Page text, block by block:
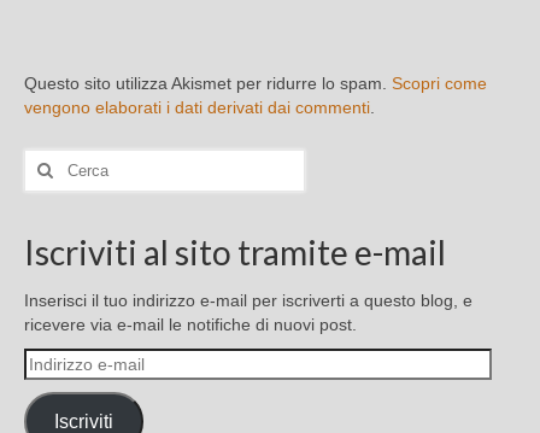
Questo sito utilizza Akismet per ridurre lo spam. Scopri come
vengono elaborati i dati derivati dai commenti
Cerca:
Iscriviti al sito tramite e-mail
Inserisci il tuo indirizzo e-mail per iscriverti a questo blog, e
ricevere via e-mail le notifiche di nuovi post.
Indirizzo
e-
mail
Iscriviti